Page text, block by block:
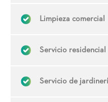
Limpieza comercial
Servicio residencial
Servicio de